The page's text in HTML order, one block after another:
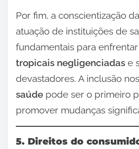
Por fim, a conscientização
atuação de instituições de
fundamentais para
tropicais negligenciadas e
devastadores. A inclusão nos
saúde pode ser o primeiro
promover mudanças
5. Direitos do